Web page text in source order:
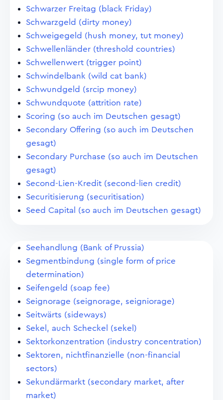
Schwarzer Freitag (black Friday)
Schwarzgeld (dirty money)
Schweigegeld (hush money, tut money)
Schwellenländer (threshold countries)
Schwellenwert (trigger point)
Schwindelbank (wild cat bank)
Schwundgeld (srcip money)
Schwundquote (attrition rate)
Scoring (so auch im Deutschen gesagt)
Secondary Offering (so auch im Deutschen
gesagt)
Secondary Purchase (so auch im Deutschen
gesagt)
Second-Lien-Kredit (second-lien credit)
Securitisierung (securitisation)
Seed Capital (so auch im Deutschen gesagt)
Seehandlung (Bank of Prussia)
Segmentbindung (single form of price
determination)
Seifengeld (soap fee)
Seignorage (seignorage, seigniorage)
Seitwärts (sideways)
Sekel, auch Scheckel (sekel)
Sektorkonzentration (industry concentration)
Sektoren, nichtfinanzielle (non-financial
sectors)
Sekundärmarkt (secondary market, after
market)